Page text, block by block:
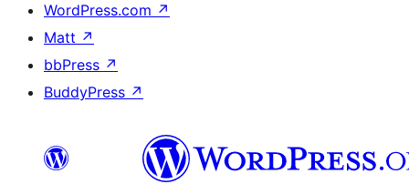
WordPress.com ↗
Matt ↗
bbPress ↗
BuddyPress ↗